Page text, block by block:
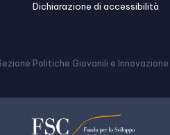
Dichiarazione di accessibilità
Politiche Giovanili e Innovazione